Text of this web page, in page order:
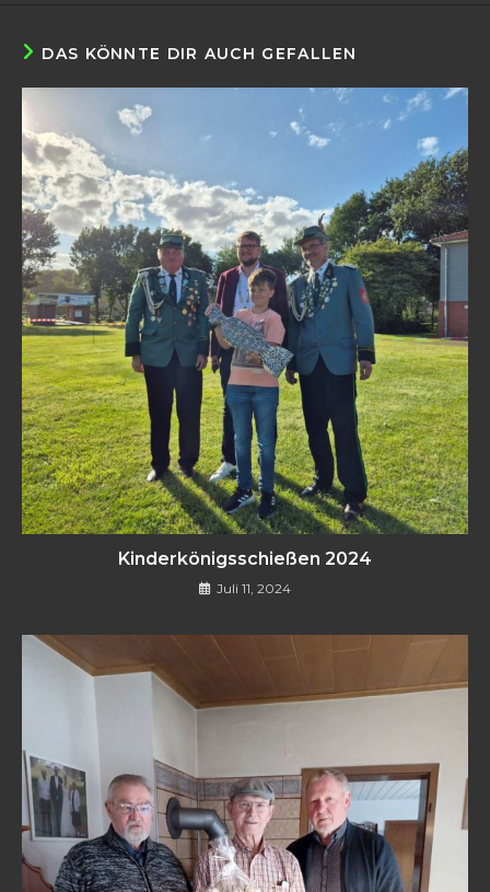
DAS KÖNNTE DIR AUCH GEFALLEN
Kinderkönigsschießen 2024
Juli 11, 2024